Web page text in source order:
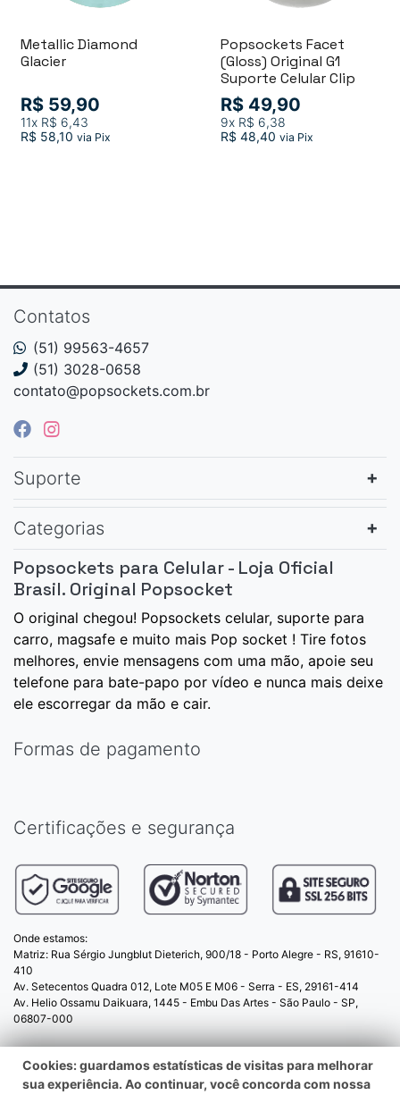
Metallic Diamond
Glacier
R$ 59,90
11x R$ 6,43
R$ 58,10 via Pix
Popsockets Facet
(Gloss) Original G1
Suporte Celular Clip
R$ 49,90
9x R$ 6,38
R$ 48,40 via Pix
Contatos
(51) 99563-4657
(51) 3028-0658
contato@popsockets.com.br
Suporte
Categorias
Popsockets para Celular - Loja Oficial
Brasil. Original Popsocket
O original chegou! Popsockets celular, suporte para
carro, magsafe e muito mais Pop socket ! Tire fotos
melhores, envie mensagens com uma mão, apoie seu
telefone para bate-papo por vídeo e nunca mais deixe
ele escorregar da mão e cair.
Formas de pagamento
Certificações e segurança
Onde estamos:
Matriz: Rua Sérgio Jungblut Dieterich, 900/18 - Porto Alegre - RS, 91610-
410
Av. Setecentos Quadra 012, Lote M05 E M06 - Serra - ES, 29161-414
Av. Helio Ossamu Daikuara, 1445 - Embu Das Artes - São Paulo - SP,
06807-000
© 2025 PopSockets.com.br - CNPJ:
Cookies: guardamos estatísticas de visitas para melhorar
sua experiência. Ao continuar, você concorda com nossa